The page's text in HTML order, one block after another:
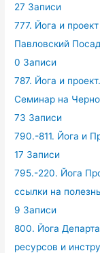
27 Записи
777. Йога и
Павловский
0 Записи
787. Йога и
Семинар на
73 Записи
790.-811. Йога и
17 Записи
795.-220. Йога
ссылки на
9 Записи
800. Йога
ресурсов и